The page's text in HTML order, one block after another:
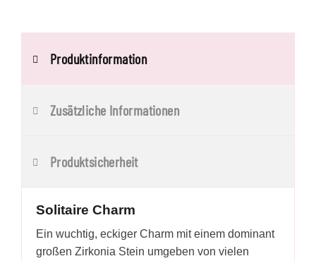
Produktinformation
Zusätzliche Informationen
Produktsicherheit
Solitaire Charm
Ein wuchtig, eckiger Charm mit einem dominant
großen Zirkonia Stein umgeben von vielen